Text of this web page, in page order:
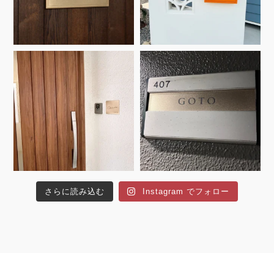
さらに読み込む Instagram でフォロー